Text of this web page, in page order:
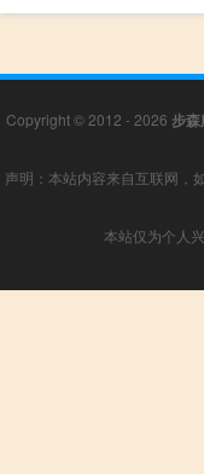
Copyright © 2012 - 2026 步
声明：本站内容来自互联网，
本站仅为个人